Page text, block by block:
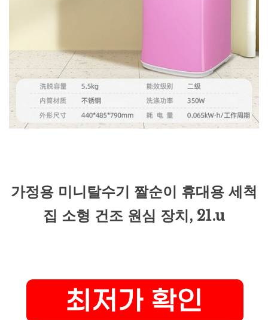
가정용 미니탈수기 짤순이 휴대용 세척
집 소형 건조 원심 장치, 21.u